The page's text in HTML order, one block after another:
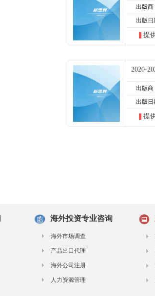
出版商
出版日
提
2020-
出版商
出版日
提
海外投资专业咨询
海外市场调查
产品出口代理
海外公司注册
人力资源管理